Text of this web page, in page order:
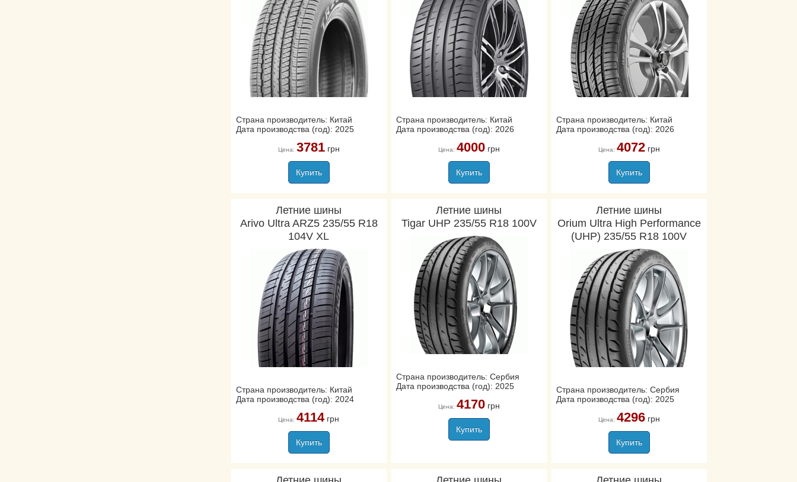
Страна производитель: Китай
Дата производства (год): 2025
Цена: 3781грн
Купить
Страна производитель: Китай
Дата производства (год): 2026
Цена: 4000грн
Купить
Страна производитель: Китай
Дата производства (год): 2026
Цена: 4072грн
Купить
Летние шины
Arivo Ultra ARZ5 235/55 R18
104V XL
Страна производитель: Китай
Дата производства (год): 2024
Цена: 4114грн
Купить
Летние шины
Tigar UHP 235/55 R18 100V
Страна производитель: Сербия
Дата производства (год): 2025
Цена: 4170грн
Купить
Летние шины
Orium Ultra High Performance
(UHP) 235/55 R18 100V
Страна производитель: Сербия
Дата производства (год): 2025
Цена: 4296грн
Купить